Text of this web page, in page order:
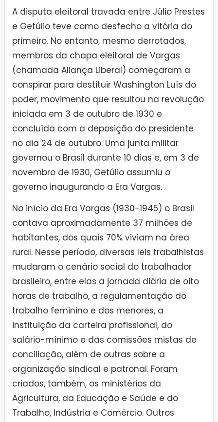
A disputa eleitoral travada entre Júlio Prestes
e Getúlio teve como desfecho a vitória do
primeiro. No entanto, mesmo derrotados,
membros da chapa eleitoral de Vargas
(chamada Aliança Liberal) começaram a
conspirar para destituir Washington Luís do
poder, movimento que resultou na revolução
iniciada em 3 de outubro de 1930 e
concluída com a deposição do presidente
no dia 24 de outubro. Uma junta militar
governou o Brasil durante 10 dias e, em 3 de
novembro de 1930, Getúlio assumiu o
governo inaugurando a Era Vargas.
No início da Era Vargas (1930-1945) o Brasil
contava aproximadamente 37 milhões de
habitantes, dos quais 70% viviam na área
rural. Nesse período, diversas leis trabalhistas
mudaram o cenário social do trabalhador
brasileiro, entre elas a jornada diária de oito
horas de trabalho, a regulamentação do
trabalho feminino e dos menores, a
instituição da carteira profissional, do
salário-mínimo e das comissões mistas de
conciliação, além de outras sobre a
organização sindical e patronal. Foram
criados, também, os ministérios da
Agricultura, da Educação e Saúde e do
Trabalho, Indústria e Comércio. Outros